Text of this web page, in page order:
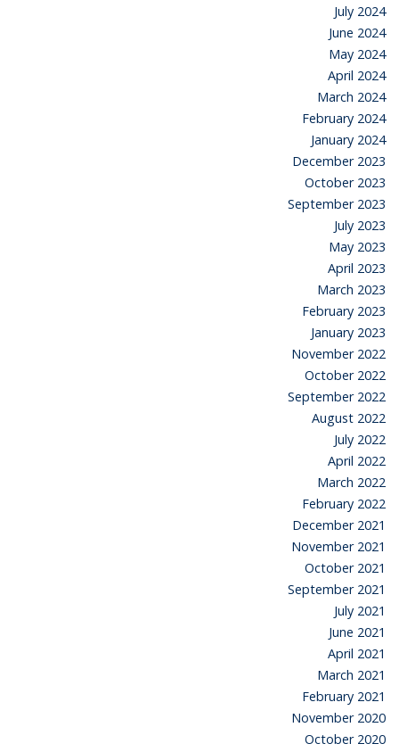
July 2024
June 2024
May 2024
April 2024
March 2024
February 2024
January 2024
December 2023
October 2023
September 2023
July 2023
May 2023
April 2023
March 2023
February 2023
January 2023
November 2022
October 2022
September 2022
August 2022
July 2022
April 2022
March 2022
February 2022
December 2021
November 2021
October 2021
September 2021
July 2021
June 2021
April 2021
March 2021
February 2021
November 2020
October 2020